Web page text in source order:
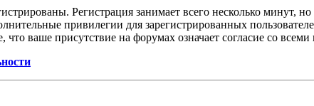
Регистрация занимает всего несколько минут,
привилегии для зарегистрированных
ваше присутствие на форумах означает согласие со всеми